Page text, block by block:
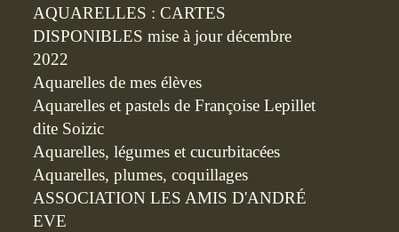
AQUARELLES : CARTES
DISPONIBLES mise à jour décembre
2022
Aquarelles de mes élèves
Aquarelles et pastels de Françoise Lepillet
dite Soizic
Aquarelles, légumes et cucurbitacées
Aquarelles, plumes, coquillages
ASSOCIATION LES AMIS D'ANDRÉ
EVE